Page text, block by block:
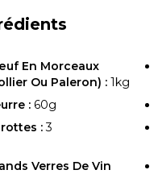
En Morceaux
Ou Paleron) : 1kg
: 60g
:3
Verres De Vin